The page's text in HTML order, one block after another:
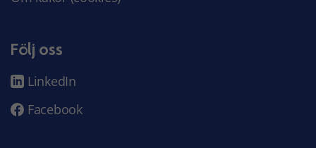
Följ oss
LinkedIn
Facebook